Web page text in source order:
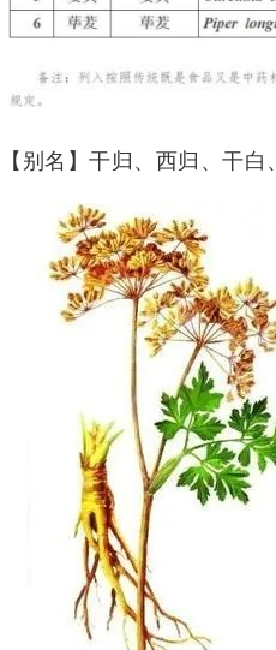
【别名】干归、西归、干